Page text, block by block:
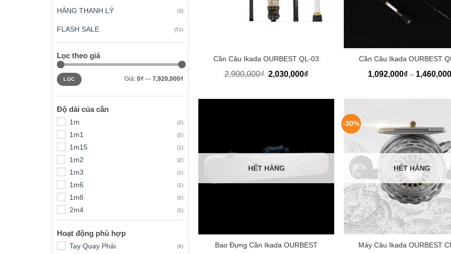
HÀNG THANH LÝ (3)
FLASH SALE (51)
Lọc theo giá
Giá
tối
thiểu
Giá
tối
đa
LỌC Giá: 0₫— 7,920,000₫
Độ dài của cần
1m (2)
1m1 (2)
1m15 (1)
1m2 (2)
1m3 (1)
1m6 (1)
1m8 (2)
2m4 (1)
Hoạt động phù hợp
Tay Quay Phải (9)
Cần Câu Ikada OURBEST QL-03
2,900,000₫ 2,030,000₫
Cần Câu Ikada OURBEST
1,092,000₫ – 1,460,000
HẾT HÀNG
Bao Đựng Cần Ikada OURBEST
-30%
+
HẾT HÀNG
Máy Câu Ikada OURBEST